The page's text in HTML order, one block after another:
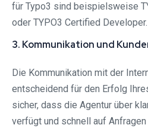
für Typo3 sind beispielsweise
oder TYPO3 Certified Developer.
3. Kommunikation und
Die Kommunikation mit der
entscheidend für den Erfolg
sicher, dass die Agentur über
verfügt und schnell auf Anfragen